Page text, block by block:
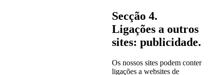
Secção 4.
Ligações a outros
sites: publicidade.
Os nossos sites podem conter
ligações a websites de